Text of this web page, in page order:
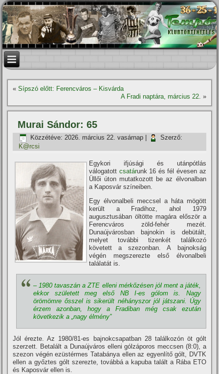
«Sípszó előtt: Ferencváros – Kisvárda
A Fradi naptára, március 22. »
Murai Sándor: 65
Közzétéve: 2026. március 22. vasárnap
Szerző:
K@rcsi
Egykori ifjúsági és utánpótlás
válogatott csatárunk 16 és fél évesen az
Üllői úton mutatkozott be az élvonalban
a Kaposvár szí­neiben.
Egy élvonalbeli meccsel a háta mögött
került a Fradihoz, ahol 1979
augusztusában öltötte magára először a
Ferencváros zöld-fehér mezét.
Dunaújvárosban bajnokin is debütált,
melyet további tizenkét találkozó
követett a szezonban. A bajnokság
végén megszerezte első élvonalbeli
találatát is.
– 1980 tavaszán a ZTE elleni mérkőzésen jól ment a játék,
ekkor született meg első NB I-es gólom is. Nagy
örömömre ősszel is sikerült néhányszor jól játszani. Úgy
érzem azonban, hogy a Fradiban még csak ezután
következik a „nagy élmény”
Jól érezte. Az 1980/81-es bajnokcsapatban 28 találkozón öt gólt
szerzett. Betalált a Dunaújváros elleni gólzáporos meccsen (8:0), a
szezon végén ezüstérmes Tatabánya ellen az egyenlí­tő gólt, DVTK
ellen a győztes gólt szerezte, továbbá a kapuba talált a Rába ETO
és Kaposvár ellen is.